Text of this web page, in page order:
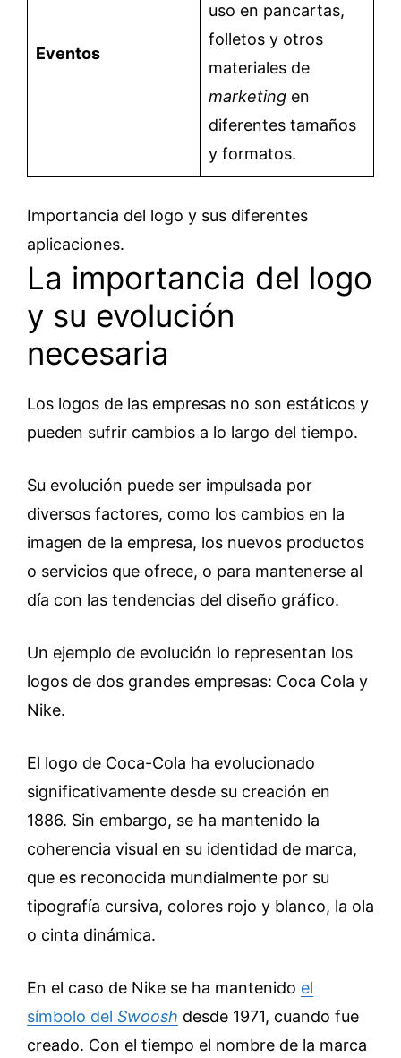
Eventos
uso en pancartas,
folletos y otros
materiales de
marketing en
diferentes tamaños
y formatos.
Importancia del logo y sus diferentes
aplicaciones.
La importancia del logo
y su evolución
necesaria
Los logos de las empresas no son estáticos y
pueden sufrir cambios a lo largo del tiempo.
Su evolución puede ser impulsada por
diversos factores, como los cambios en la
imagen de la empresa, los nuevos productos
o servicios que ofrece, o para mantenerse al
día con las tendencias del diseño gráfico.
Un ejemplo de evolución lo representan los
logos de dos grandes empresas: Coca Cola y
Nike.
El logo de Coca-Cola ha evolucionado
significativamente desde su creación en
1886. Sin embargo, se ha mantenido la
coherencia visual en su identidad de marca,
que es reconocida mundialmente por su
tipografía cursiva, colores rojo y blanco, la ola
o cinta dinámica.
En el caso de Nike se ha mantenido el
símbolo del Swoosh desde 1971, cuando fue
creado. Con el tiempo el nombre de la marca